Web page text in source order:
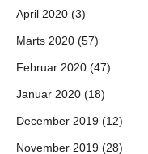
April 2020 (3)
Marts 2020 (57)
Februar 2020 (47)
Januar 2020 (18)
December 2019 (12)
November 2019 (28)